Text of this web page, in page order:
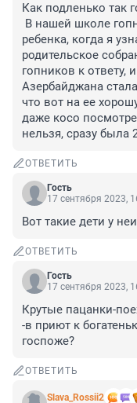
Как подленько так
В нашей школе
ребенка, когда я
родительское
гопников к ответу,
Азербайджана
что вот на ее
даже косо
нельзя, сразу была
ОТВЕТИТЬ
Гость
17 сентября 2023,
Вот такие дети у
ОТВЕТИТЬ
Гость
17 сентября 2023,
Крутые пацанки-
-в приют к
госпоже?
ОТВЕТИТЬ
Slava_Rossii2